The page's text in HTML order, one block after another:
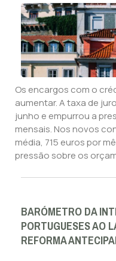
Os encargos com o
aumentar. A taxa de
junho e empurrou a
mensais. Nos novos
média, 715 euros por
pressão sobre os
BARÓMETRO DA
PORTUGUESES AO
REFORMA